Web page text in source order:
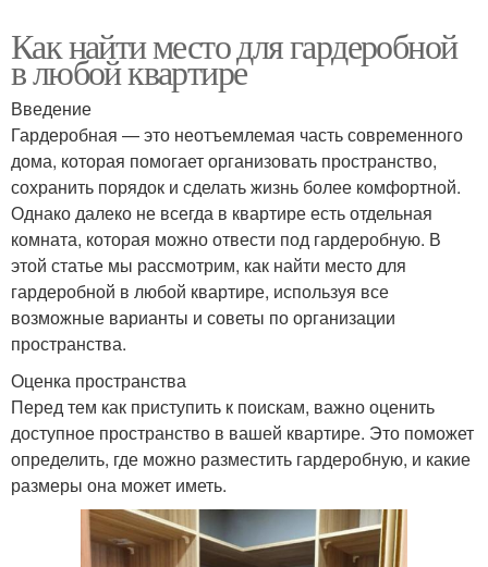
Как найти место для гардеробной
в любой квартире
Введение
Гардеробная — это неотъемлемая часть современного
дома, которая помогает организовать пространство,
сохранить порядок и сделать жизнь более комфортной.
Однако далеко не всегда в квартире есть отдельная
комната, которая можно отвести под гардеробную. В
этой статье мы рассмотрим, как найти место для
гардеробной в любой квартире, используя все
возможные варианты и советы по организации
пространства.
Оценка пространства
Перед тем как приступить к поискам, важно оценить
доступное пространство в вашей квартире. Это поможет
определить, где можно разместить гардеробную, и какие
размеры она может иметь.